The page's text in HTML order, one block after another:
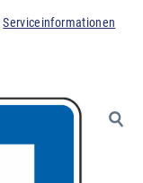
Serviceinformationen